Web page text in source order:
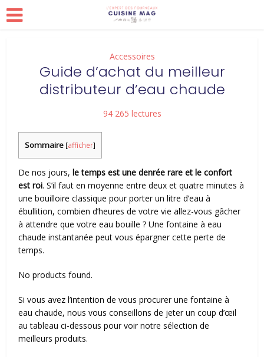
Accessoires
Guide d’achat du meilleur
distributeur d’eau chaude
94 265 lectures
Sommaire [afficher]
De nos jours, le temps est une denrée rare et le confort
est roi. S’il faut en moyenne entre deux et quatre minutes à
une bouilloire classique pour porter un litre d’eau à
ébullition, combien d’heures de votre vie allez-vous gâcher
à attendre que votre eau bouille ? Une fontaine à eau
chaude instantanée peut vous épargner cette perte de
temps.
No products found.
Si vous avez l’intention de vous procurer une fontaine à
eau chaude, nous vous conseillons de jeter un coup d’œil
au tableau ci-dessous pour voir notre sélection de
meilleurs produits.